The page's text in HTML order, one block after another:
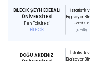
BİLECİK ŞEYH EDEBALİ
ÜNİVERSİTESİ
Fen Fakültesi
BİLECİK
İstatistik
Bilgisayar
Ücretsiz
(4 Yıllık)
DOĞU AKDENİZ
İstatistik
Bilgisayar